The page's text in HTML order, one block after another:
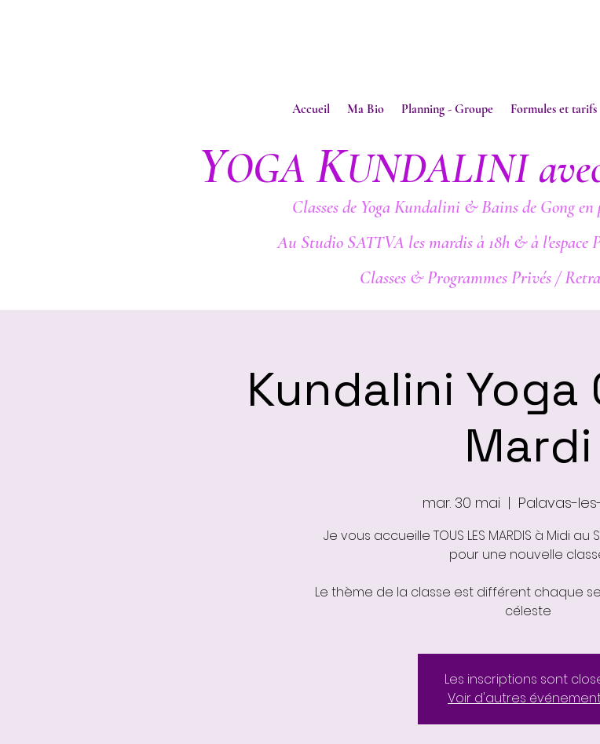
Accueil Ma Bio Planning - Groupe Formules et tarifs
YOGA KUNDALINI
Classes de Yoga Kundalini & Bains de Gong
Au Studio SATTVA les mardis à 18h & à l'espace
Classes & Programmes Privés /
Kundalini Yoga
Mardi
mar. 30 mai
  |
Palavas-
Je vous accueille TOUS LES MARDIS à Midi
pour une nouvelle
Le thème de la classe est différent chaque
Les inscriptions sont
Voir d'autres